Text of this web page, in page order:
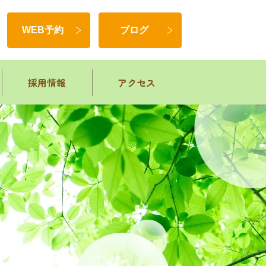
WEB予約 ブログ
採用情報 アクセス